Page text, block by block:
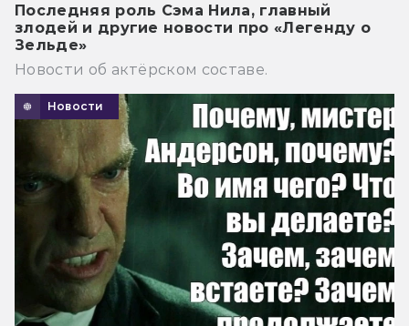
Последняя роль Сэма Нила, главный
злодей и другие новости про «Легенду о
Зельде»
Новости об актёрском составе.
Новости